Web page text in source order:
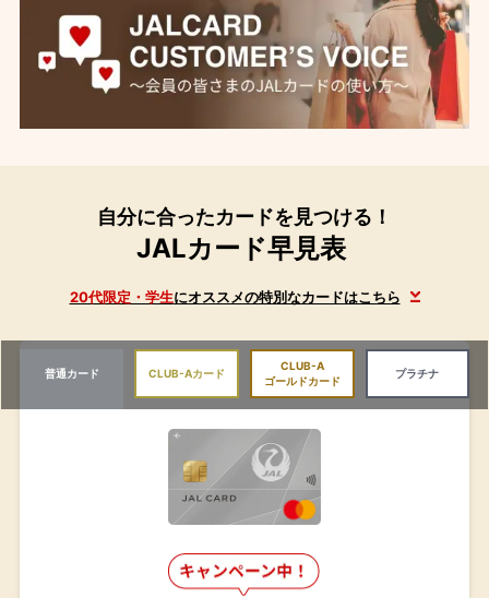
自分に合ったカードを見つける！
JALカード早見表
20代限定・学生にオススメの特別なカードはこちら
普通カード CLUB-Aカード
CLUB-A
ゴールドカード
プラチナ